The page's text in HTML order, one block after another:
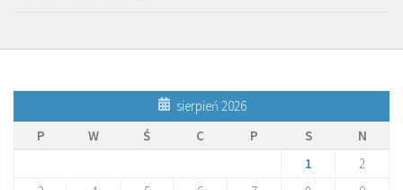
sierpień 2026
P
W Ś C P S
N
1
2